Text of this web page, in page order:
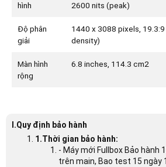
hình
2600 nits (peak)
Độ phân
giải
1440 x 3088 pixels,
density)
Màn hình
rộng
6.8 inches, 114.3 cm2
I.Quy định bảo hành
1.Thời gian bảo hành:
- Máy mới Fullbox Bảo hành
trên main, Bao test 15 ngày